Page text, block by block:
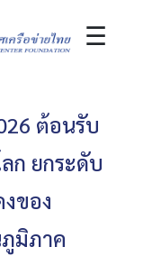
☰
ต้อนรับ
ก ยกระดับ
ของ
มิภาค